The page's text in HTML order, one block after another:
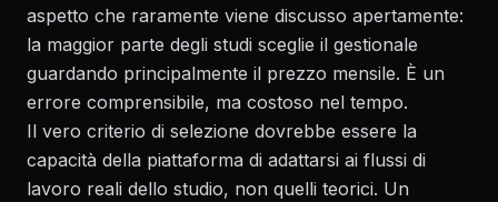
aspetto che raramente viene discusso apertamente:
la maggior parte degli studi sceglie il gestionale
guardando principalmente il prezzo mensile. È un
errore comprensibile, ma costoso nel tempo.
Il vero criterio di selezione dovrebbe essere la
capacità della piattaforma di adattarsi ai flussi di
lavoro reali dello studio, non quelli teorici. Un